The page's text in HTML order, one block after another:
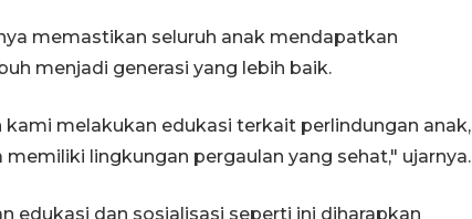
memastikan seluruh anak mendapatkan
menjadi generasi yang lebih baik.
melakukan edukasi terkait perlindungan anak,
lingkungan pergaulan yang sehat," ujarnya.
edukasi dan sosialisasi seperti ini diharapkan